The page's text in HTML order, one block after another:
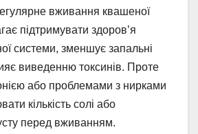
вживання квашеної
підтримувати здоров’я
системи, зменшує запальні
виведенню токсинів. Проте
або проблемами з нирками
кількість солі або
перед вживанням.